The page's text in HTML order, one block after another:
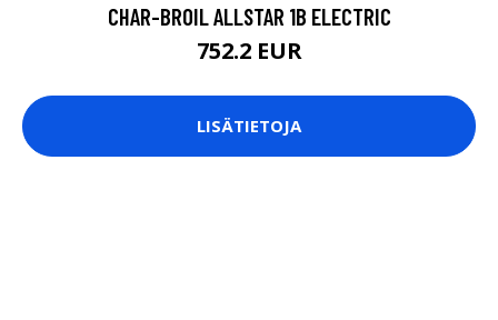
CHAR-BROIL ALLSTAR 1B ELECTRIC
752.2 EUR
LISÄTIETOJA